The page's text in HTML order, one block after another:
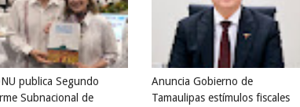
publica Segundo
Subnacional de
Anuncia Gobierno de
Tamaulipas estímulos fiscales